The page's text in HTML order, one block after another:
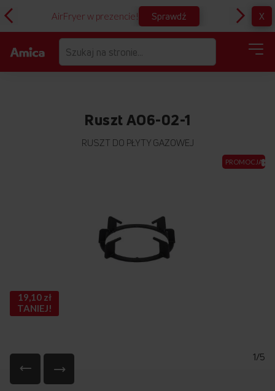
AirFryer w prezencie! Sprawdź X
Ruszt AO6-02-1
RUSZT DO PŁYTY GAZOWEJ
1/5
PROMOCJA
19,10 zł
TANIEJ!